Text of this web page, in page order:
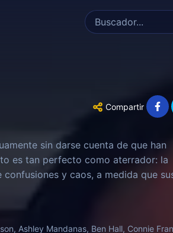
Compartir
sin darse cuenta de que han
es tan perfecto como aterrador: la
y caos, a medida que
Ashley Mandanas, Ben Hall, Connie